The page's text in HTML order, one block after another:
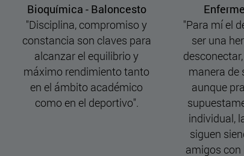
Enfermería - Kárate
"Para mí el deporte aparte de
ser una herramienta para
desconectar, también es otra
manera de socializar, pues
aunque practique Karate,
supuestamente un deporte
Natación
"Para mí,
pequeña
rutina,
día dándolo
que me ha
He aprendido
y
recompensa
o